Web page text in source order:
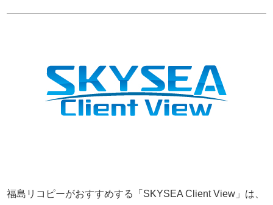
福島リコピーがおすすめする「SKYSEA Client View」は、